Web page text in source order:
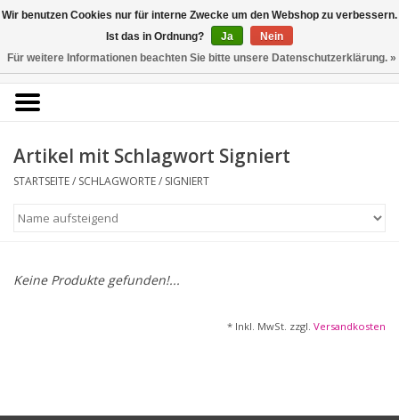
0 Artikel - €0,00
Kunstantiquariat
Rolf Brehmer
Portal für Grafik aus 5
KÜNSTLERLISTE
Startseite
Alle Werke
Artikel mit Schlagwort Signiert
STARTSEITE/ SCHLAGWORTE/ SIGNIERT
Keine Produkte gefunden!...
* Inkl. MwSt. zzgl. Versandkosten
Wir benutzen Cookies nur für interne Zwecke um den Webshop zu verbessern.
Ist das in Ordnung?
Ja
Nein
Für weitere Informationen beachten Sie bitte unsere Datenschutzerklärung. »